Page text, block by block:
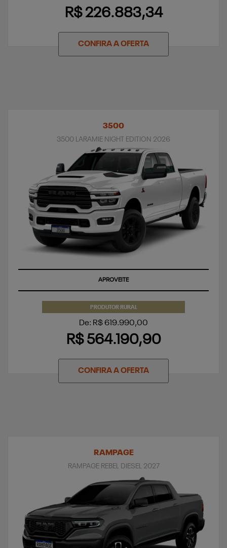
R$ 226.883,34
CONFIRA A OFERTA
3500
3500 LARAMIE NIGHT EDITION 2026
APROVEITE
PRODUTOR RURAL
De: R$ 619.990,00
R$ 564.190,90
CONFIRA A OFERTA
RAMPAGE
RAMPAGE REBEL DIESEL 2027